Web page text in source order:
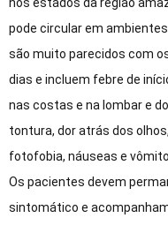
pode circular em
são muito parecidos com
dias e incluem febre de
nas costas e na lombar e
tontura, dor atrás dos
fotofobia, náuseas e
Os pacientes devem
sintomático e